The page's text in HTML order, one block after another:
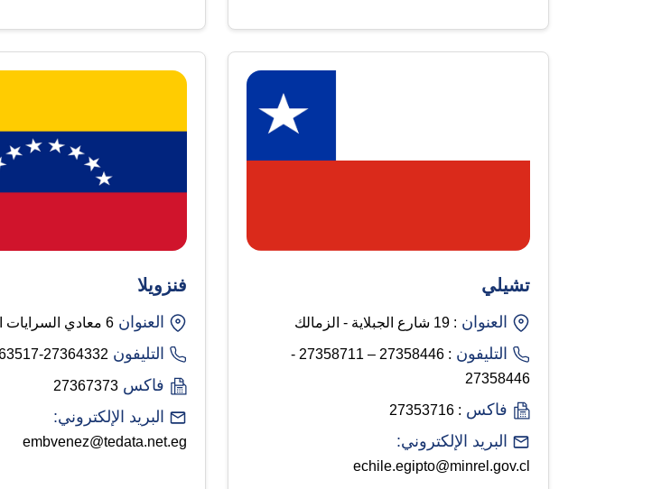
تشيلي
العنوان : 19 شارع الجبلاية - الزمالك
التليفون
: 27358446 – 27358711 -
27358446
فاكس : 27353716
البريد الإلكتروني:
echile.egipto@minrel.gov.cl
فنزويلا
العنوان 6 معادي السرايات الغربية - المعادي
التليفون 27364332-27363517-27352250
فاكس 27367373
البريد الإلكتروني:
embvenez@tedata.net.eg